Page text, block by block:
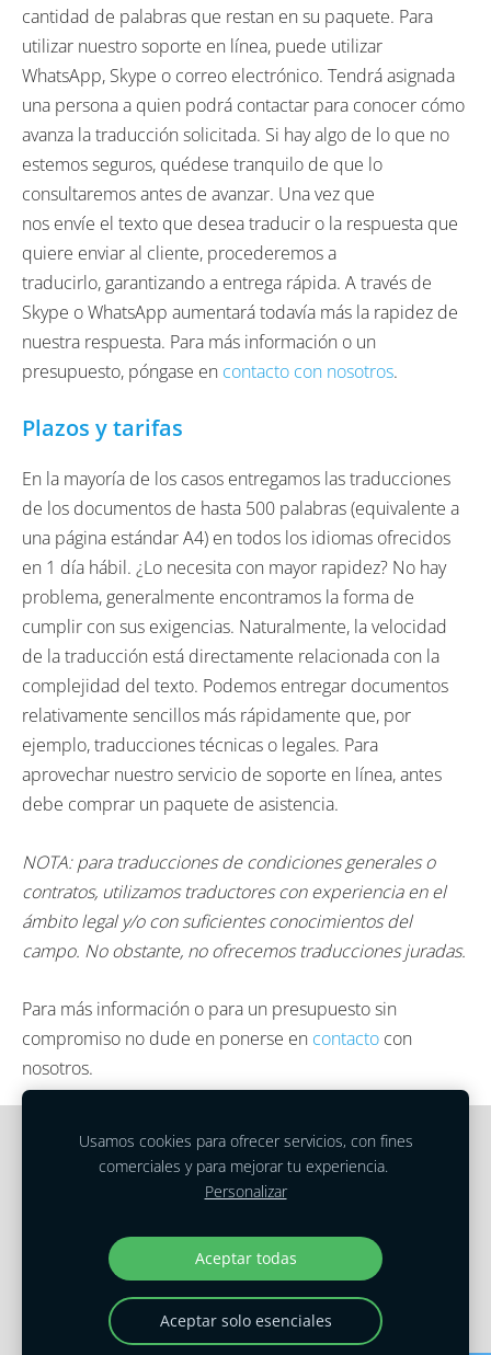
cantidad de palabras que restan en su paquete. Para
utilizar nuestro soporte en línea, puede utilizar
WhatsApp, Skype o correo electrónico. Tendrá asignada
una persona a quien podrá contactar para conocer cómo
avanza la traducción solicitada. Si hay algo de lo que no
estemos seguros, quédese tranquilo de que lo
consultaremos antes de avanzar. Una vez que
nos envíe el texto que desea traducir o la respuesta que
quiere enviar al cliente, procederemos a
traducirlo, garantizando a entrega rápida. A través de
Skype o WhatsApp aumentará todavía más la rapidez de
nuestra respuesta. Para más información o un
presupuesto, póngase en contacto con nosotros.
Plazos y tarifas
En la mayoría de los casos entregamos las traducciones
de los documentos de hasta 500 palabras (equivalente a
una página estándar A4) en todos los idiomas ofrecidos
en 1 día hábil. ¿Lo necesita con mayor rapidez? No hay
problema, generalmente encontramos la forma de
cumplir con sus exigencias. Naturalmente, la velocidad
de la traducción está directamente relacionada con la
complejidad del texto. Podemos entregar documentos
relativamente sencillos más rápidamente que, por
ejemplo, traducciones técnicas o legales. Para
aprovechar nuestro servicio de soporte en línea, antes
debe comprar un paquete de asistencia.
NOTA: para traducciones de condiciones generales o
contratos, utilizamos traductores con experiencia en el
ámbito legal y/o con suficientes conocimientos del
campo. No obstante, no ofrecemos traducciones juradas.
Para más información o para un presupuesto sin
compromiso no dude en ponerse en contacto con
nosotros.
Cookies
Términos del Servicio|Política de privacidad
Copyright © 2022 Holiday Translations
Usamos cookies para ofrecer servicios, con fines
comerciales y para mejorar tu experiencia.
Personalizar
Aceptar todas
Aceptar solo esenciales